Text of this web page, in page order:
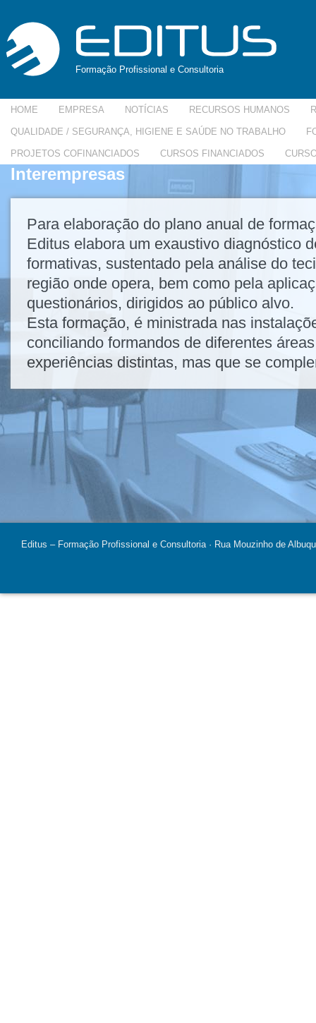
Formação Profissional e Consultoria
HOME EMPRESA NOTÍCIAS RECURSOS HUMANOS
QUALIDADE / SEGURANÇA, HIGIENE E SAÚDE NO TRABALHO
PROJETOS COFINANCIADOS CURSOS FINANCIADOS
Interempresas
Para elaboração do plano anual de
Editus elabora um exaustivo diagnóstico
formativas, sustentado pela análise do
região onde opera, bem como pela
questionários, dirigidos ao público alvo.
Esta formação, é ministrada nas
conciliando formandos de diferentes
experiências distintas, mas que se
Editus – Formação Profissional e Consultoria · Rua Mouzinho de